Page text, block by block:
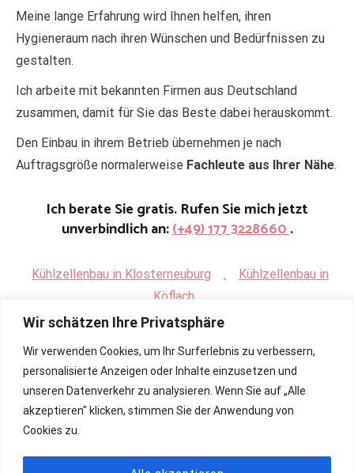
Wir schätzen Ihre Privatsphäre
Wir verwenden Cookies, um Ihr Surferlebnis zu verbessern,
personalisierte Anzeigen oder Inhalte einzusetzen und
unseren Datenverkehr zu analysieren. Wenn Sie auf „Alle
akzeptieren" klicken, stimmen Sie der Anwendung von
Cookies zu.
Meine lange Erfahrung wird Ihnen helfen, ihren
Hygieneraum nach ihren Wünschen und Bedürfnissen zu
gestalten.
Ich arbeite mit bekannten Firmen aus Deutschland
zusammen, damit für Sie das Beste dabei herauskommt.
Den Einbau in ihrem Betrieb übernehmen je nach
Auftragsgröße normalerweise Fachleute aus Ihrer Nähe.
Ich berate Sie gratis. Rufen Sie mich jetzt
unverbindlich an:(+49) 177 3228660.
Kühlzellenbau in Klosterneuburg .
Kühlzellenbau in
Köflach